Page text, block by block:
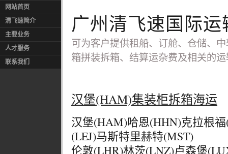
网站首页
清飞速简介
主要业务
人才服务
联系我们
广州清飞速国际运
可为客户提供租船、订舱、仓储、
箱拼装拆箱、结算运杂费及相关的
汉堡(HAM)集装柜拆箱海运
汉堡(HAM)哈恩(HHN)克拉根
(LEJ)马斯特里赫特(MST)
伦敦(LHR)林茨(LNZ)卢森堡